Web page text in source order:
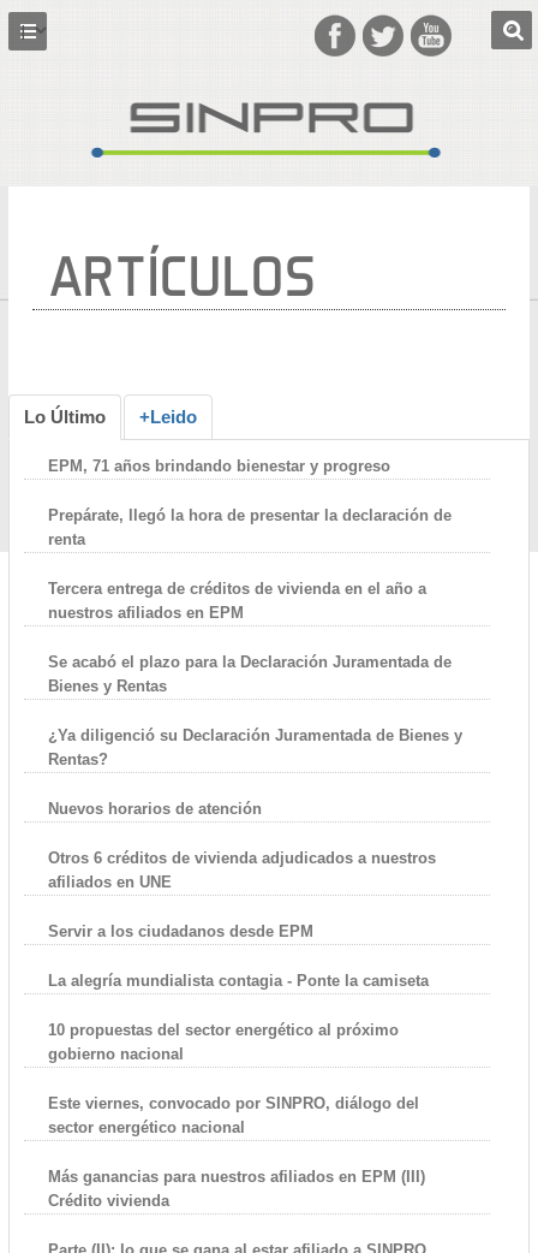
ARTÍCULOS
Lo Último +Leido
EPM, 71 años brindando bienestar y progreso
Prepárate, llegó la hora de presentar la declaración de
renta
Tercera entrega de créditos de vivienda en el año a
nuestros afiliados en EPM
Se acabó el plazo para la Declaración Juramentada de
Bienes y Rentas
¿Ya diligenció su Declaración Juramentada de Bienes y
Rentas?
Nuevos horarios de atención
Otros 6 créditos de vivienda adjudicados a nuestros
afiliados en UNE
Servir a los ciudadanos desde EPM
La alegría mundialista contagia - Ponte la camiseta
10 propuestas del sector energético al próximo
gobierno nacional
Este viernes, convocado por SINPRO, diálogo del
sector energético nacional
Más ganancias para nuestros afiliados en EPM (III)
Crédito vivienda